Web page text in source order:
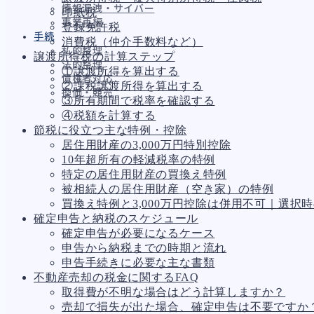
情報漏洩・サイバー
事業再編
手続
私的整理
法的整理
債権者対応
換価・競売
財務 657
資金繰り192
融資276
資産売却189
法務 1,090
差押・強制執行225
法令違反・行政処分312
訴訟・不正281
損害賠償・知的財産272
経営157
ガバナンス90
再建準備67
印紙税
登録免許税
消費税（仲介手数料など）
譲渡所得税の計算ステップ
①譲渡所得を算出する
②課税譲渡所得を算出する
③所有期間で税率を確認する
④税額を計算する
節税に役立つ主な特例・控除
居住用財産の3,000万円特別控除
10年超所有の軽減税率の特例
特定の居住用財産の買換え特例
被相続人の居住用財産（空き家）の特例
買換え特例と3,000万円控除は併用不可｜選択
確定申告と納税のスケジュール
確定申告が必要になるケース
申告から納税までの時期と流れ
申告手続きに必要な主な書類
不動産売却の税金に関するFAQ
取得費が不明な場合はどう計算しますか？
売却で損失が出た場合、確定申告は不要ですか